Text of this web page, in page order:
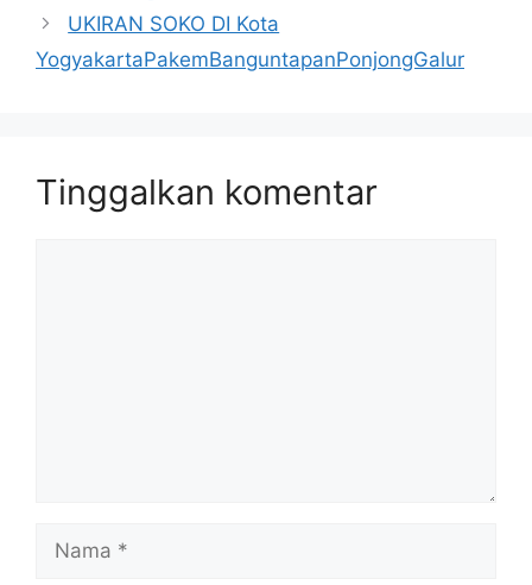
UKIRAN SOKO DI Kota
YogyakartaPakemBanguntapanPonjongGalur
Tinggalkan komentar
Nama